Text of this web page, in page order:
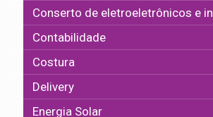
Conserto de eletroeletrônicos e
Contabilidade
Costura
Delivery
Energia Solar